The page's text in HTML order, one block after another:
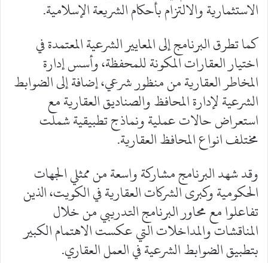
الاستثمارية والالتزام بأحكام الشريعة الإسلامية.
كما تطرق البرنامج إلى المعايير الشرعية المعتمدة في
اختيار العقارات المكونة للمحفظة، وأسس إدارة
المخاطر العقارية من منظور شرعي، إضافة إلى الضوابط
الشرعية لإدارة المحافظ والصناديق العقارية مع
استعراض حالات عملية ونماذج تطبيقية شملت
مختلف انواع المحافظ العقارية.
وقد شهد البرنامج مشاركة واسعة من ممثلي الجهات
الحكومية وكبرى الشركات العقارية في الكويت، الذين
تفاعلوا مع محاور البرنامج التدريبي من خلال
المناقشات والمداخلات التي عكست الاهتمام الكبير
بتطبيق الضوابط الشرعية في العمل العقاري.